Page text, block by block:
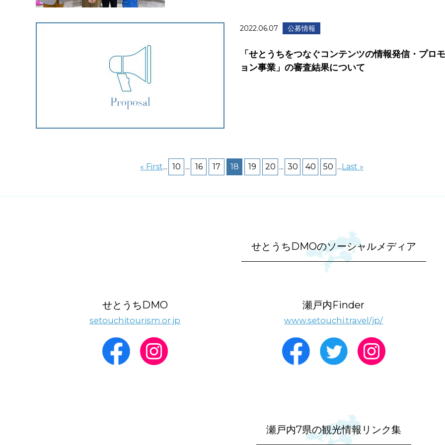
2022.06.07 公募情報
「せとうちをつなぐコンテンツの情報発信・プロ
ョン事業」の審査結果について
« First... 10 ... 16 17 18 19 20 ... 30 40 50 ...Last »
せとうちDMOのソーシャルメディア
せとうちDMO
setouchitourism.or.jp
瀬戸内Finder
www.setouchi.travel/jp/
瀬戸内7県の観光情報リンク集